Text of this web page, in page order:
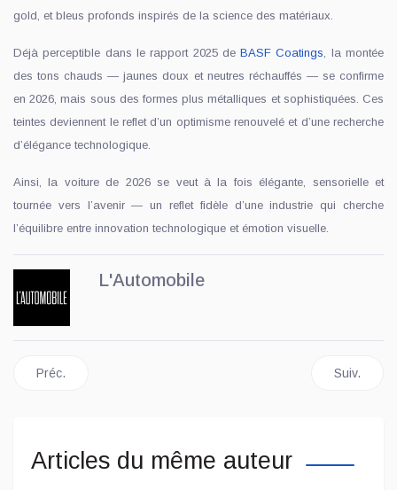
gold, et bleus profonds inspirés de la science des matériaux.
Déjà perceptible dans le rapport 2025 deBASF Coatings, la montée
des tons chauds — jaunes doux et neutres réchauffés — se confirme
en 2026, mais sous des formes plus métalliques et sophistiquées. Ces
teintes deviennent le reflet d’un optimisme renouvelé et d’une recherche
d’élégance technologique.
Ainsi, la voiture de 2026 se veut à la fois élégante, sensorielle et
tournée vers l’avenir — un reflet fidèle d’une industrie qui cherche
l’équilibre entre innovation technologique et émotion visuelle.
L'Automobile
Article précédent : J-B Weld lance de nouveaux produits pour
Préc. Article
Suiv.
Articles du même auteur